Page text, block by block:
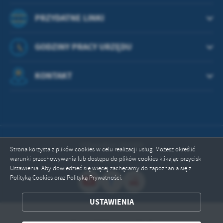
Strona korzysta z plików cookies w celu realizacji usług. Możesz określić
warunki przechowywania lub dostępu do plików cookies klikając przycisk
Ustawienia. Aby dowiedzieć się więcej zachęcamy do zapoznania się z
Polityką Cookies oraz Polityką Prywatności.
USTAWIENIA
ZAPISZ WYBRANE
PRZYDATNE LINKI
GODZINY PRACY URZĘDU
KONTAKT
Odwiedzin: 664304
Online: 2